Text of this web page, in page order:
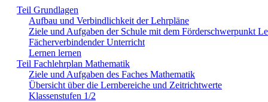
Teil Grundlagen
Aufbau und Verbindlichkeit der Lehrpläne
Ziele und Aufgaben der Schule mit dem Förderschwerpunkt
Fächerverbindender Unterricht
Lernen lernen
Teil Fachlehrplan Mathematik
Ziele und Aufgaben des Faches Mathematik
Übersicht über die Lernbereiche und Zeitrichtwerte
Klassenstufen 1/2